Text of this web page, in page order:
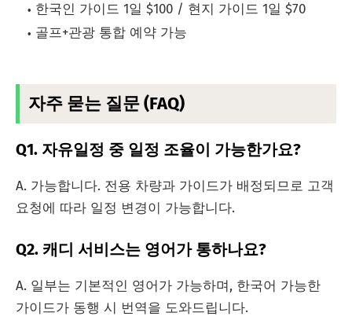
한국인 가이드 1일 $100 / 현지 가이드 1일 $70
골프+관광 통합 예약 가능
자주 묻는 질문 (FAQ)
Q1. 자유일정 중 일정 조율이 가능한가요?
A. 가능합니다. 전용 차량과 가이드가 배정되므로 고객
요청에 따라 일정 변경이 가능합니다.
Q2. 캐디 서비스는 영어가 통하나요?
A. 일부는 기본적인 영어가 가능하며, 한국어 가능한
가이드가 동행 시 번역을 도와드립니다.